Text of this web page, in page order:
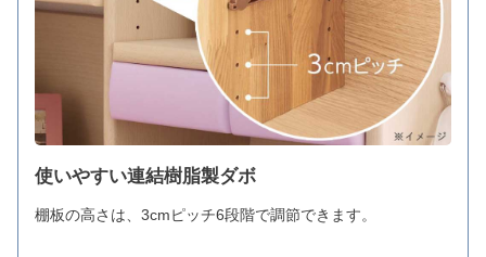
使いやすい連結樹脂製ダボ
棚板の高さは、3cmピッチ6段階で調節できます。